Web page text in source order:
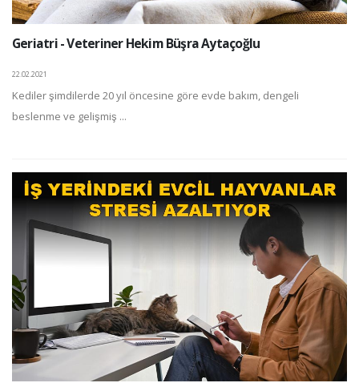
Geriatri - Veteriner Hekim Büşra Aytaçoğlu
22.02.2021
Kediler şimdilerde 20 yıl öncesine göre evde bakım, dengeli
beslenme ve gelişmiş ...